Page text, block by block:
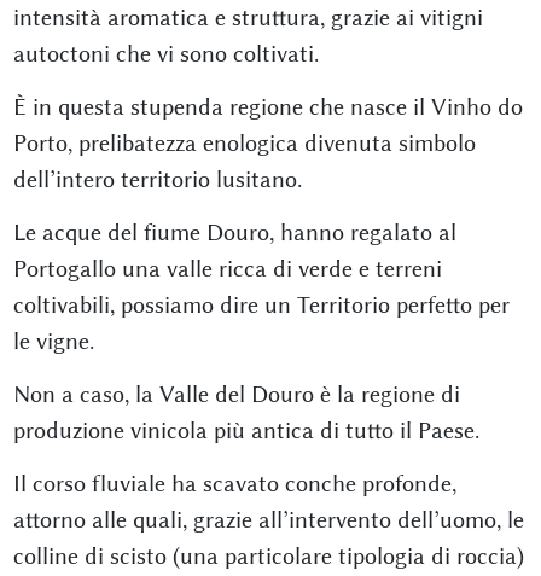
intensità aromatica e struttura, grazie ai vitigni
autoctoni che vi sono coltivati.
È in questa stupenda regione che nasce il Vinho do
Porto, prelibatezza enologica divenuta simbolo
dell’intero territorio lusitano.
Le acque del fiume Douro, hanno regalato al
Portogallo una valle ricca di verde e terreni
coltivabili, possiamo dire un Territorio perfetto per
le vigne.
Non a caso, la Valle del Douro è la regione di
produzione vinicola più antica di tutto il Paese.
Il corso fluviale ha scavato conche profonde,
attorno alle quali, grazie all’intervento dell’uomo, le
colline di scisto (una particolare tipologia di roccia)